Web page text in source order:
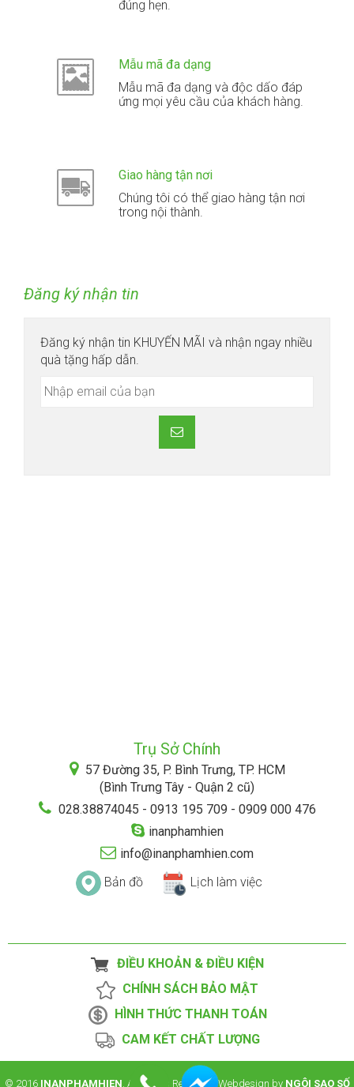
đúng hẹn.
Mẫu mã đa dạng
Mẫu mã đa dạng và độc dấo đáp
ứng mọi yêu cầu của khách hàng.
Giao hàng tận nơi
Chúng tôi có thể giao hàng tận nơi
trong nội thành.
Đăng ký nhận tin
Đăng ký nhận tin KHUYẾN MÃI và nhận ngay nhiều
quà tặng hấp dẫn.
Trụ Sở Chính
57 Đường 35, P. Bình Trưng, TP. HCM
(Bình Trưng Tây - Quận 2 cũ)
028.38874045 - 0913 195 709 - 0909 000 476
inanphamhien
info@inanphamhien.com
Bản đồ
Lịch làm việc
ĐIỀU KHOẢN & ĐIỀU KIỆN
CHÍNH SÁCH BẢO MẬT
HÌNH THỨC THANH TOÁN
CAM KẾT CHẤT LƯỢNG
© 2016 INANPHAMHIEN . All Rights Reserved. Webdesign by NGÔI SAO SỐ